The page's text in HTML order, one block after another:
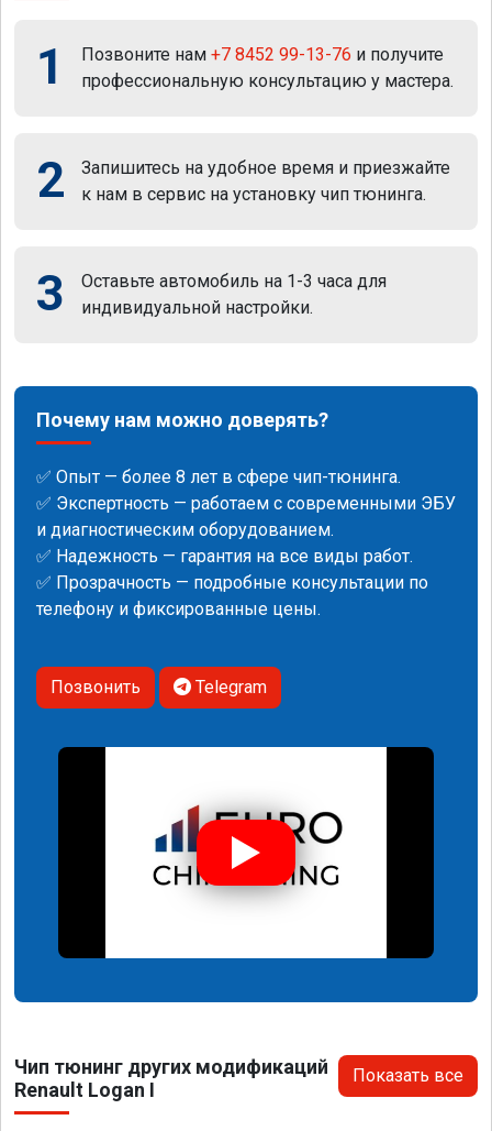
1 Позвоните нам +7 8452 99-13-76 и получите
профессиональную консультацию у мастера.
2
Запишитесь на удобное время и приезжайте
к нам в сервис на установку чип тюнинга.
3
Оставьте автомобиль на 1-3 часа для
индивидуальной настройки.
Почему нам можно доверять?
✅ Опыт — более 8 лет в сфере чип-тюнинга.
✅ Экспертность — работаем с современными ЭБУ
и диагностическим оборудованием.
✅ Надежность — гарантия на все виды работ.
✅ Прозрачность — подробные консультации по
телефону и фиксированные цены.
Позвонить Telegram
Чип тюнинг других модификаций
Renault Logan I
Показать все